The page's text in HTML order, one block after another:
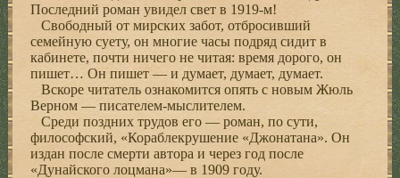
Последний роман увидел свет в 1919-м!
Свободный от мирских забот, отбросивший
семейную суету, он многие часы подряд сидит в
кабинете, почти ничего не читая: время дорого, он
пишет… Он пишет — и думает, думает, думает.
Вскоре читатель ознакомится опять с новым Жюль
Верном — писателем-мыслителем.
Среди поздних трудов его — роман, по сути,
философский, «Кораблекрушение «Джонатана». Он
издан после смерти автора и через год после
«Дунайского лоцмана»— в 1909 году.